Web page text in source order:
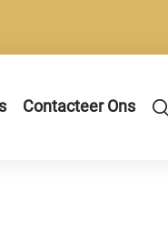
Contacteer Ons